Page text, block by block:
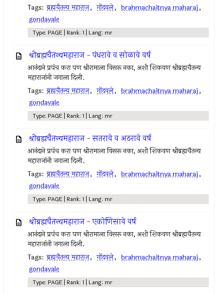
Tags: ब्रह्मचैतन्य महाराज, गोंदवले, brahmachaitnya maharaj,
gondavale
Type: PAGE | Rank: 1 | Lang: mr
श्रीब्रह्मचैतन्यमहाराज - पंधरावे व सोळावे वर्ष
आनंदाने प्रपंच करा पण श्रीरामाला विसरू नका, अशी शिकवण श्रीब्रह्मचैतन्य
महाराजांनी जगाला दिली.
Tags: ब्रह्मचैतन्य महाराज, गोंदवले, brahmachaitnya maharaj,
gondavale
Type: PAGE | Rank: 1 | Lang: mr
श्रीब्रह्मचैतन्यमहाराज - सतरावे व अठरावे वर्ष
आनंदाने प्रपंच करा पण श्रीरामाला विसरू नका, अशी शिकवण श्रीब्रह्मचैतन्य
महाराजांनी जगाला दिली.
Tags: ब्रह्मचैतन्य महाराज, गोंदवले, brahmachaitnya maharaj,
gondavale
Type: PAGE | Rank: 1 | Lang: mr
श्रीब्रह्मचैतन्यमहाराज - एकोणिसावे वर्ष
आनंदाने प्रपंच करा पण श्रीरामाला विसरू नका, अशी शिकवण श्रीब्रह्मचैतन्य
महाराजांनी जगाला दिली.
Tags: ब्रह्मचैतन्य महाराज, गोंदवले, brahmachaitnya maharaj,
gondavale
Type: PAGE | Rank: 1 | Lang: mr